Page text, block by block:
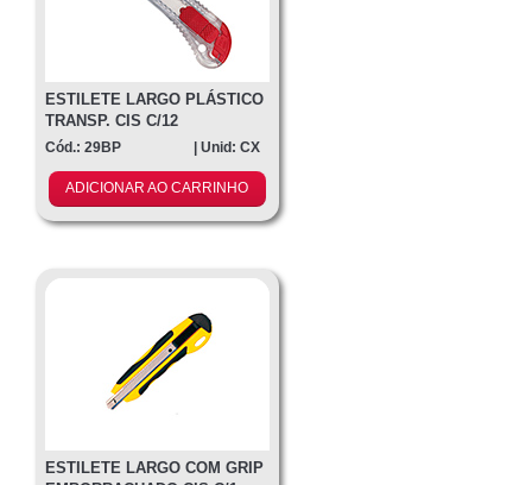
ESTILETE LARGO PLÁSTICO
TRANSP. CIS C/12
Cód.: 29BP | Unid: CX
ADICIONAR AO CARRINHO
ESTILETE LARGO COM GRIP